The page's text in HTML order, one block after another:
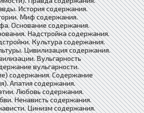
История содержания.
Миф содержания.
Основание содержания.
Надстройка содержания.
Культура содержания.
Цивилизация содержания.
Вульгарность
вульгарности.
содержания. Содержание
Апатия содержания.
Любовь содержания.
Ненависть содержания.
Цинизм содержания.